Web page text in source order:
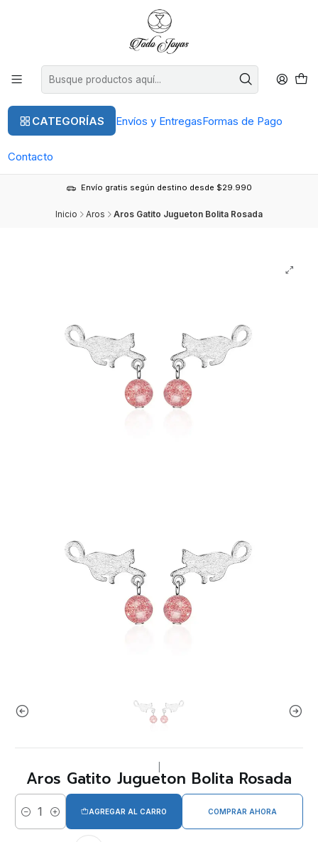
CATEGORÍAS Envíos y EntregasFormas de Pago
Contacto
Envío gratis según destino desde $29.990
Inicio Aros Aros Gatito Jugueton Bolita Rosada
Aros Gatito Jugueton Bolita Rosada
Cantidad
AGREGAR AL CARRO COMPRAR AHORA